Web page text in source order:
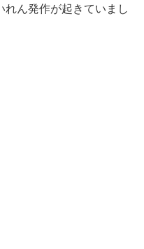
れん発作が起きていまし